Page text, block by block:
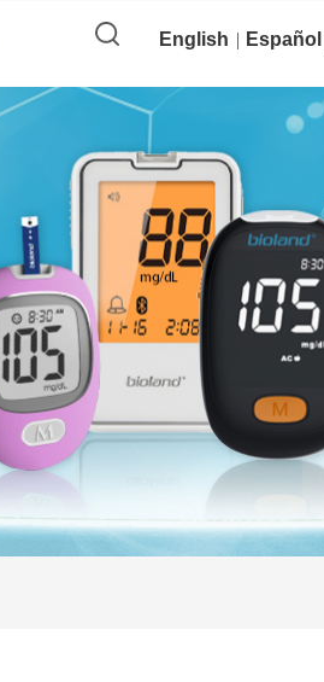
English Español